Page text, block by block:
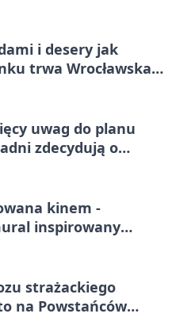
i desery jak
trwa Wrocławska
uwag do planu
zdecydują o
kinem -
inspirowany
strażackiego
na Powstańców